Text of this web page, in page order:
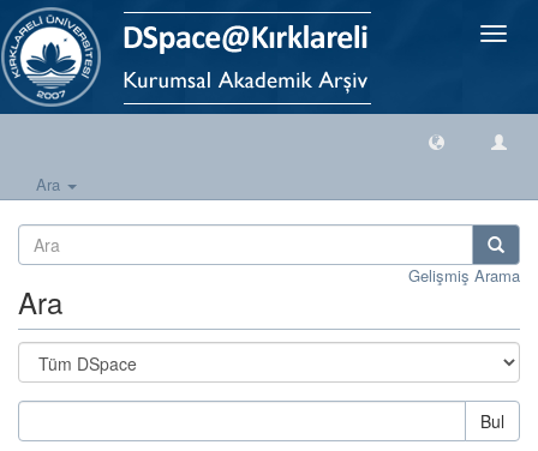
Geçiş
Ara
Gelişmiş Arama
Ara
Bul